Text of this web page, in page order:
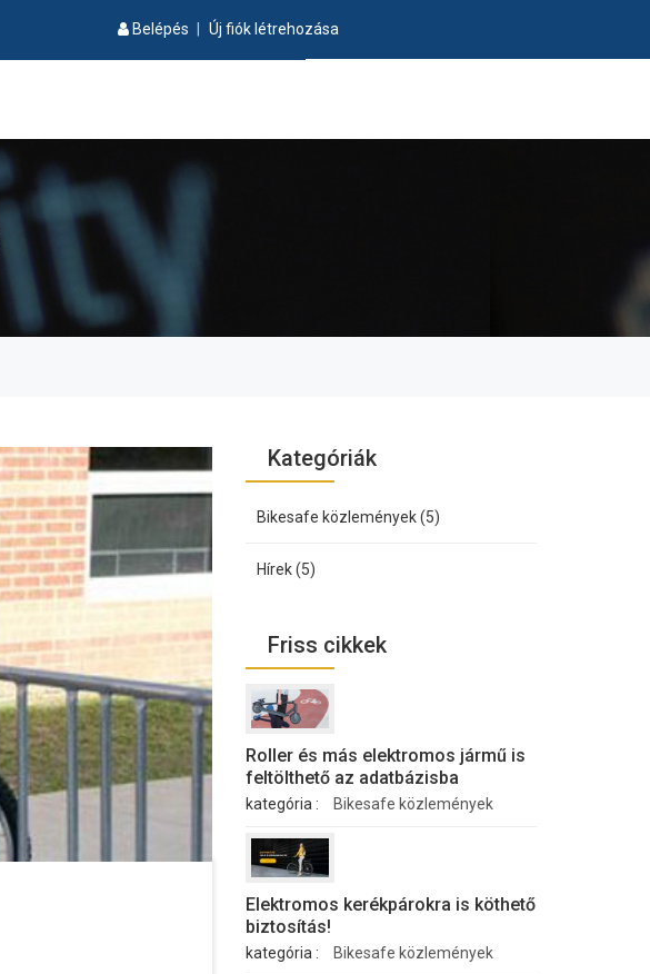
Belépés Új fiók létrehozása
Kategóriák
Bikesafe közlemények (5)
Hírek (5)
Friss cikkek
Roller és más elektromos jármű is
feltölthető az adatbázisba
kategória : Bikesafe közlemények
Elektromos kerékpárokra is köthető
biztosítás!
kategória : Bikesafe közlemények